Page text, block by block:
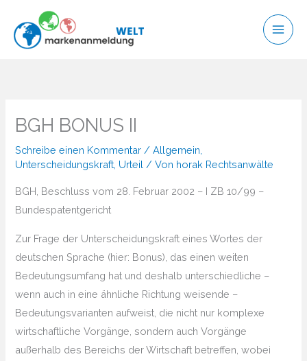
Inhalt
springen
BGH BONUS II
Schreibe einen Kommentar /Allgemein
Unterscheidungskraft Urteil / Von horak Rechtsanwälte
BGH, Beschluss vom 28. Februar 2002 – I ZB 10/99 –
Bundespatentgericht
Zur Frage der Unterscheidungskraft eines Wortes der
deutschen Sprache (hier: Bonus), das einen weiten
Bedeutungsumfang hat und deshalb unterschiedliche –
wenn auch in eine ähnliche Richtung weisende –
Bedeutungsvarianten aufweist, die nicht nur komplexe
wirtschaftliche Vorgänge, sondern auch Vorgänge
außerhalb des Bereichs der Wirtschaft betreffen, wobei